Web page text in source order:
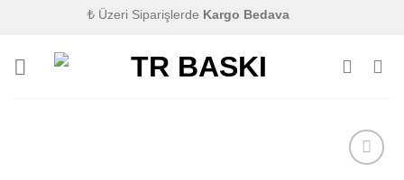
2500₺ Üzeri SiparişlerdeKargo Bedava